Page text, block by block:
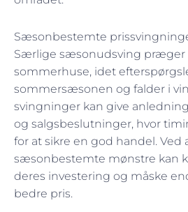
Sæsonbestemte
Særlige sæsonudsving præger
sommerhuse, idet
sommersæsonen og falder i
svingninger kan give
og salgsbeslutninger, hvor
for at sikre en god handel. Ved
sæsonbestemte mønstre kan
deres investering og måske
bedre pris.